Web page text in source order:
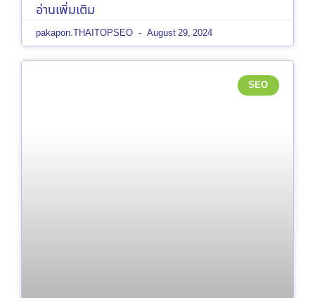
อ่านเพิ่มเติม
pakapon.THAITOPSEO August 29, 2024
SEO